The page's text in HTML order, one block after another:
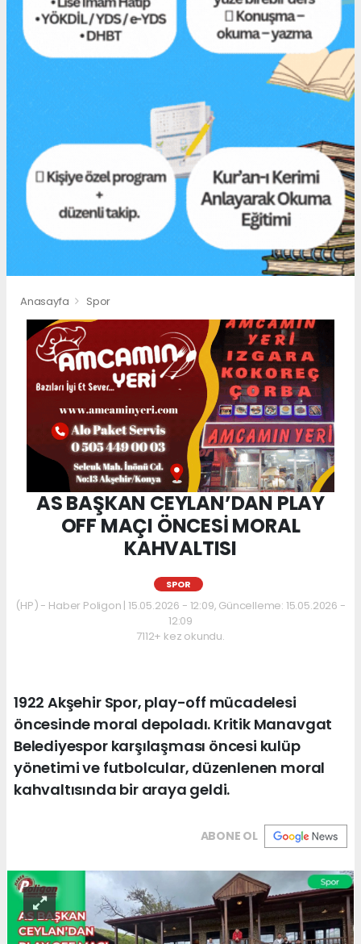
Anasayfa Spor
AS BAŞKAN CEYLAN’DAN PLAY
OFF MAÇI ÖNCESİ MORAL
KAHVALTISI
SPOR
(HP) - Haber Poligon | 15.05.2026 - 12:09, Güncelleme: 15.05.2026 -
12:09
7112+ kez okundu.
1922 Akşehir Spor, play-off mücadelesi
öncesinde moral depoladı. Kritik Manavgat
Belediyespor karşılaşması öncesi kulüp
yönetimi ve futbolcular, düzenlenen moral
kahvaltısında bir araya geldi.
ABONE OL